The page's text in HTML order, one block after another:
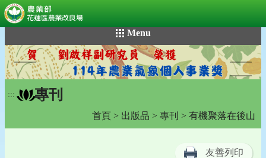
到
主
要
內
容
Menu
::: 專刊
首頁 > 出版品 > 專刊 > 有機聚落在後山
友善列印